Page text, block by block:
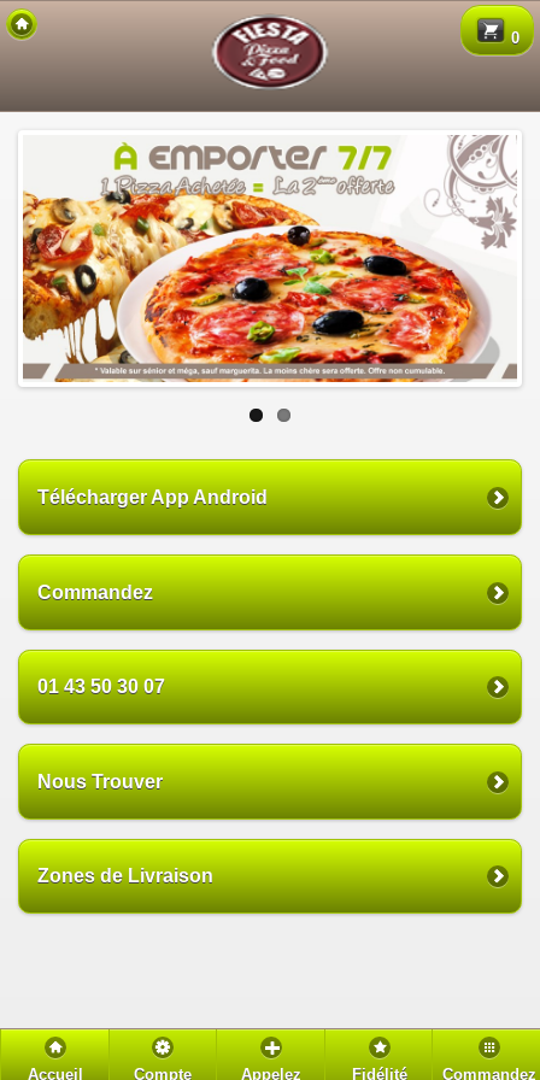
0
Télécharger App Android
Commandez
01 43 50 30 07
Nous Trouver
Zones de Livraison
Accueil Compte Appelez Fidélité Commandez
Copyright 2015 Des-Click Com